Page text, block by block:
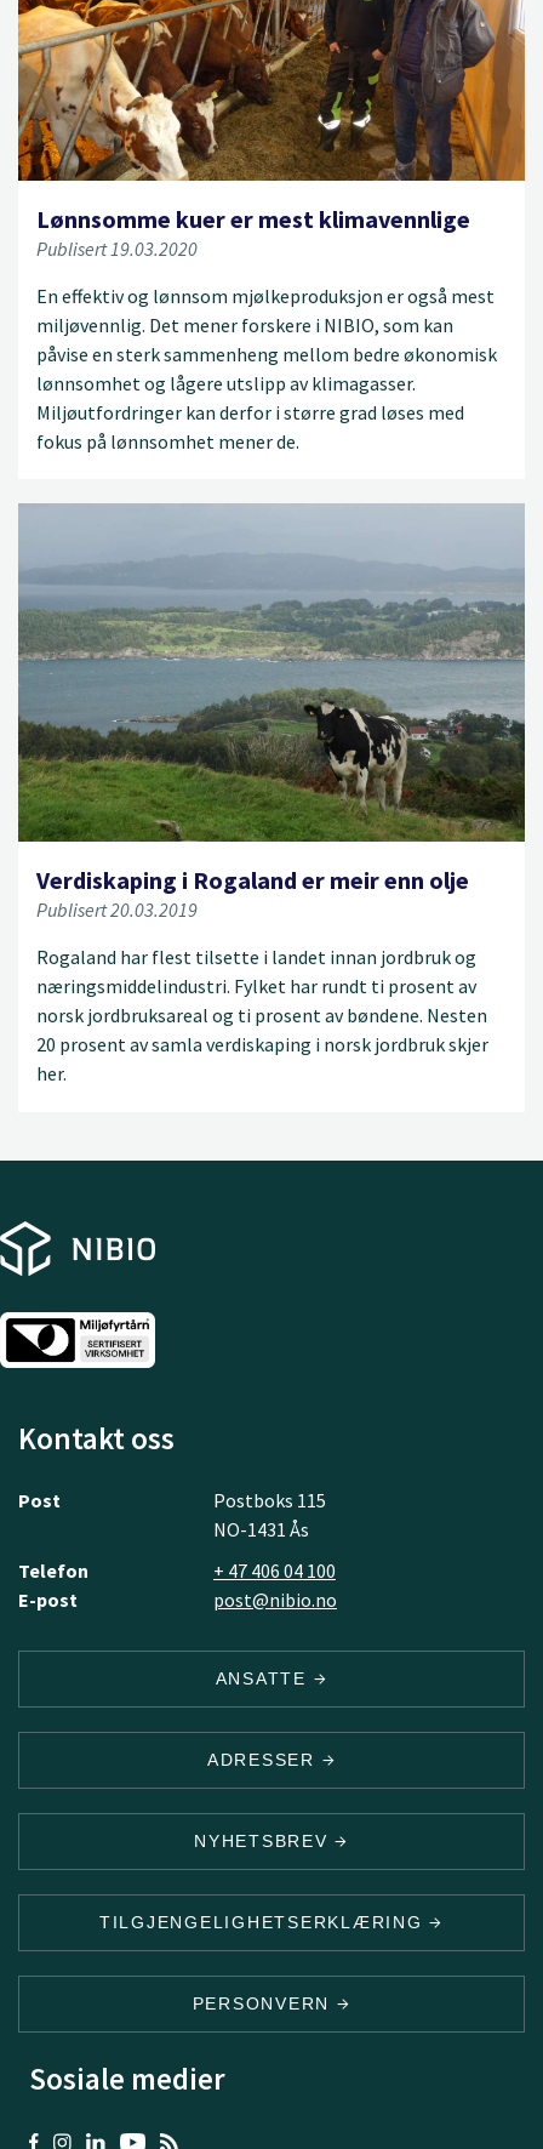
Lønnsomme kuer er mest klimavennlige
Publisert 19.03.2020
En effektiv og lønnsom mjølkeproduksjon er også mest
miljøvennlig. Det mener forskere i NIBIO, som kan
påvise en sterk sammenheng mellom bedre økonomisk
lønnsomhet og lågere utslipp av klimagasser.
Miljøutfordringer kan derfor i større grad løses med
fokus på lønnsomhet mener de.
Verdiskaping i Rogaland er meir enn olje
Publisert 20.03.2019
Rogaland har flest tilsette i landet innan jordbruk og
næringsmiddelindustri. Fylket har rundt ti prosent av
norsk jordbruksareal og ti prosent av bøndene. Nesten
20 prosent av samla verdiskaping i norsk jordbruk skjer
her.
Kontakt oss
Post
Postboks 115
NO-1431 Ås
Telefon
+ 47 406 04 100
E-post
post@nibio.no
ANSATTE
ADRESSER
NYHETSBREV
TILGJENGELIGHETSERKLÆRING
PERSONVERN
Sosiale medier